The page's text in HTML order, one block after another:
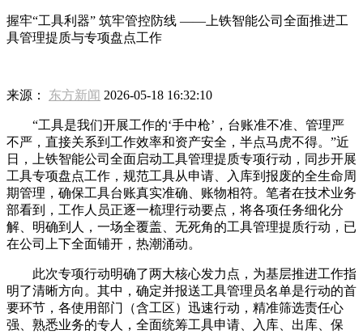
握牢“工具利器” 筑牢管控防线 ——上铁智能公司全面推进工
具管理提质与专项盘点工作
来源： 东方新闻 2026-05-18 16:32:10
“工具是我们开展工作的‘手中枪’，台账准不准、管理严
不严，直接关系到工作效率和资产安全，半点马虎不得。”近
日，上铁智能公司全面启动工具管理提质专项行动，同步开展
工具专项盘点工作，规范工具从申请、入库到报废的全生命周
期管理，确保工具台账真实准确、账物相符。笔者在技术业务
部看到，工作人员正逐一梳理行动要点，将各项任务细化分
解、明确到人，一场全覆盖、无死角的工具管理提质行动，已
在公司上下全面铺开，热潮涌动。
此次专项行动明确了两大核心发力点，为基层推进工作指
明了清晰方向。其中，确定并报送工具管理员名单是行动的首
要环节，各使用部门（含工区）迅速行动，精准筛选责任心
强、熟悉业务的专人，全面统筹工具申请、入库、出库、保